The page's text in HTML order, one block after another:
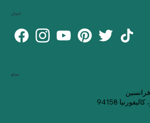
موقع
94158
اتصال